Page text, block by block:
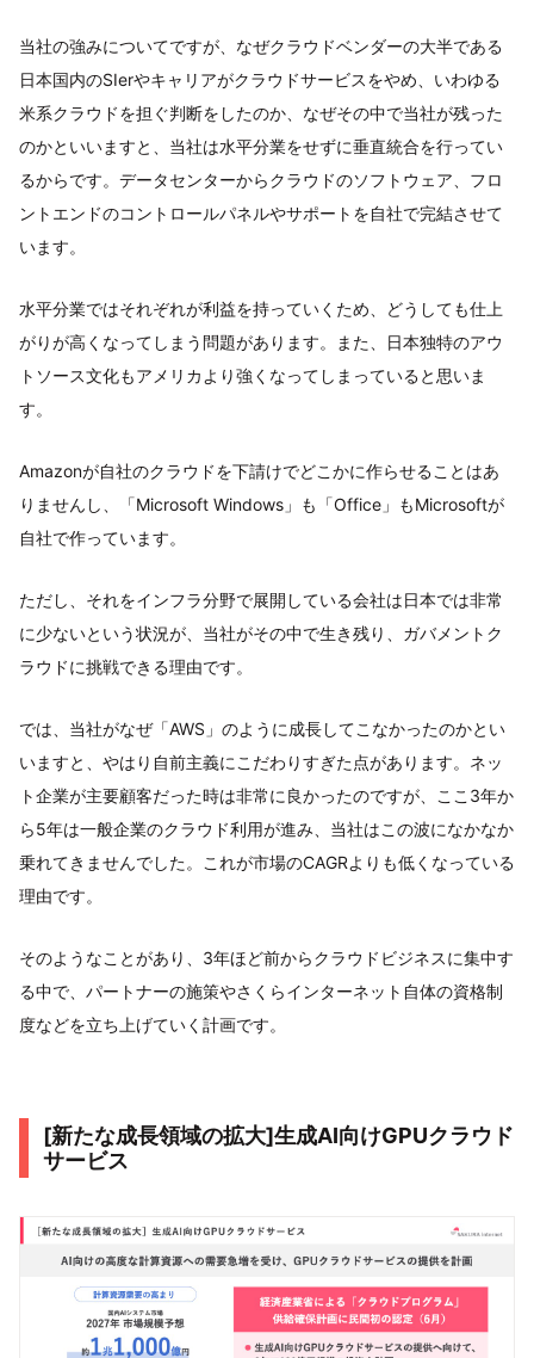
当社の強みについてですが、なぜクラウドベンダーの大半である
日本国内のSIerやキャリアがクラウドサービスをやめ、いわゆる
米系クラウドを担ぐ判断をしたのか、なぜその中で当社が残った
のかといいますと、当社は水平分業をせずに垂直統合を行ってい
るからです。データセンターからクラウドのソフトウェア、フロ
ントエンドのコントロールパネルやサポートを自社で完結させて
います。
水平分業ではそれぞれが利益を持っていくため、どうしても仕上
がりが高くなってしまう問題があります。また、日本独特のアウ
トソース文化もアメリカより強くなってしまっていると思いま
す。
Amazonが自社のクラウドを下請けでどこかに作らせることはあ
りませんし、「Microsoft Windows」も「Office」もMicrosoftが
自社で作っています。
ただし、それをインフラ分野で展開している会社は日本では非常
に少ないという状況が、当社がその中で生き残り、ガバメントク
ラウドに挑戦できる理由です。
では、当社がなぜ「AWS」のように成長してこなかったのかとい
いますと、やはり自前主義にこだわりすぎた点があります。ネッ
ト企業が主要顧客だった時は非常に良かったのですが、ここ3年か
ら5年は一般企業のクラウド利用が進み、当社はこの波になかなか
乗れてきませんでした。これが市場のCAGRよりも低くなっている
理由です。
そのようなことがあり、3年ほど前からクラウドビジネスに集中す
る中で、パートナーの施策やさくらインターネット自体の資格制
度などを立ち上げていく計画です。
[新たな成長領域の拡大]生成AI向けGPUクラウド
サービス